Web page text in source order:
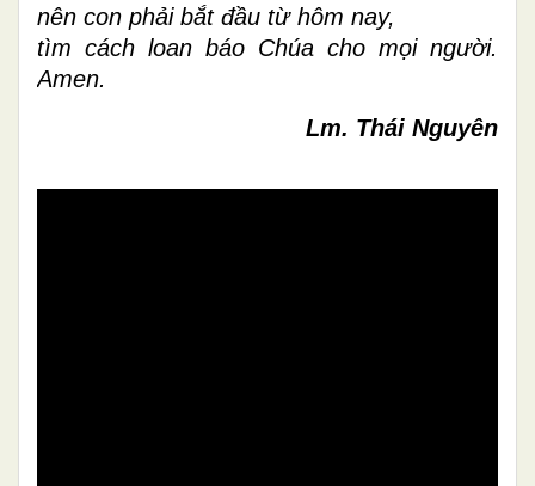
nên con phải bắt đầu từ hôm nay,
tìm cách loan báo Chúa cho mọi người.
Amen.
Lm. Thái Nguyên